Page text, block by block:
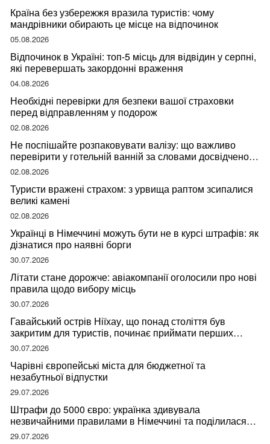
Країна без узбережжя вразила туристів: чому
мандрівники обирають це місце на відпочинок
05.08.2026
Відпочинок в Україні: топ-5 місць для відвідин у серпні,
які перевершать закордонні враження
04.08.2026
Необхідні перевірки для безпеки вашої страховки
перед відправленням у подорож
02.08.2026
Не поспішайте розпаковувати валізу: що важливо
перевірити у готельній ванній за словами досвідченої
мандрівниці
02.08.2026
Туристи вражені страхом: з урвища раптом зсипалися
великі камені
02.08.2026
Українці в Німеччині можуть бути не в курсі штрафів: як
дізнатися про наявні борги
30.07.2026
Літати стане дорожче: авіакомпанії оголосили про нові
правила щодо вибору місць
30.07.2026
Гавайський острів Ніїхау, що понад століття був
закритим для туристів, починає приймати перших
відвідувачів
30.07.2026
Чарівні європейські міста для бюджетної та
незабутньої відпустки
29.07.2026
Штрафи до 5000 євро: українка здивувала
незвичайними правилами в Німеччині та поділилася
правдою
29.07.2026